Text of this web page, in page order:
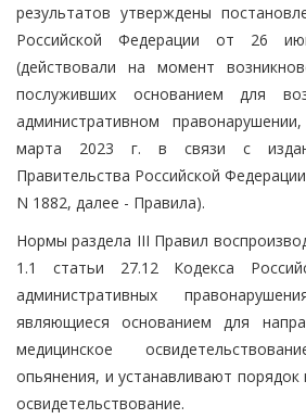
результатов утверждены
Российской Федерации от 26
(действовали на момент
послуживших основанием для
административном
марта 2023 г. в связи с
Правительства Российской
N 1882, далее - Правила).
Нормы раздела III Правил
1.1 статьи 27.12 Кодекса
административных
являющиеся основанием для
медицинское
опьянения, и устанавливают порядок
освидетельствование.